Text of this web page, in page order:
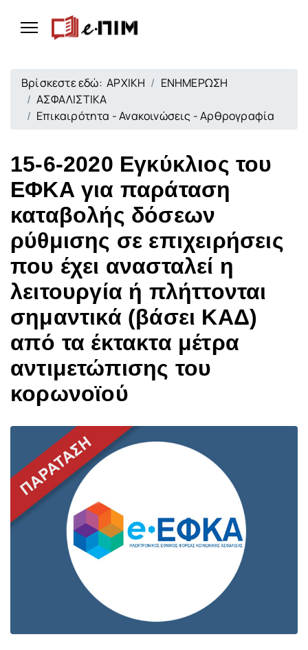
Βρίσκεστε εδώ:ΑΡΧΙΚΗ
ΕΝΗΜΕΡΩΣΗ
ΑΣΦΑΛΙΣΤΙΚΑ
Επικαιρότητα - Ανακοινώσεις - Αρθρογραφία
15-6-2020 Εγκύκλιος του
ΕΦΚΑ για παράταση
καταβολής δόσεων
ρύθμισης σε επιχειρήσεις
που έχει ανασταλεί η
λειτουργία ή πλήττονται
σημαντικά (βάσει ΚΑΔ)
από τα έκτακτα μέτρα
αντιμετώπισης του
κορωνοϊού